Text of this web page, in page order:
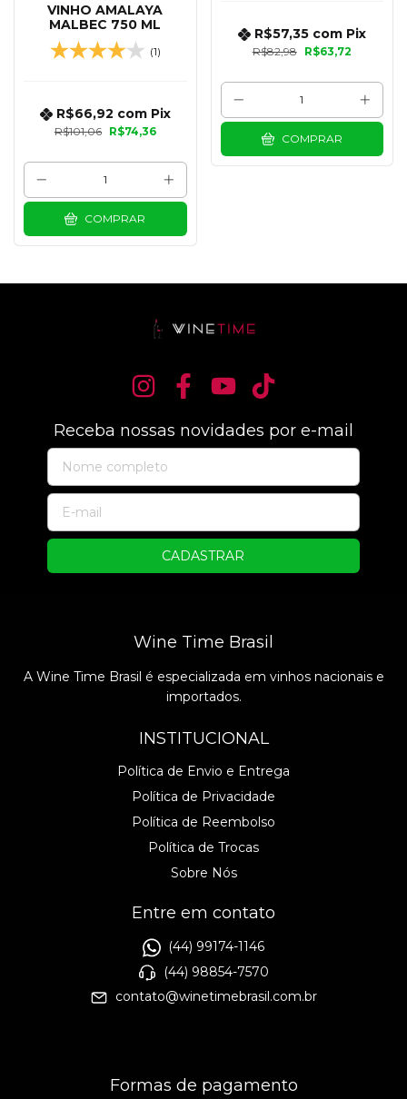
VINHO AMALAYA
MALBEC 750 ML
(1)
R$101,06 R$74,36
R$66,92 com Pix
COMPRAR
R$82,98 R$63,72
R$57,35 com Pix
COMPRAR
Receba nossas novidades por e-mail
Wine Time Brasil
A Wine Time Brasil é especializada em vinhos nacionais e
importados.
INSTITUCIONAL
Política de Envio e Entrega
Política de Privacidade
Política de Reembolso
Política de Trocas
Sobre Nós
Entre em contato
(44) 99174-1146
(44) 98854-7570
contato@winetimebrasil.com.br
Formas de pagamento